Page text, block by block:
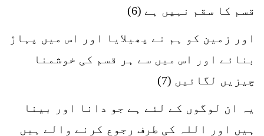
قسم کا سقم نہیں ہے (6)
اور زمین کو ہم نے پھیلایا اور اس میں پہاڑ
بنائے اور اس میں سے ہر قسم کی خوشمنا
چیزیں لگائیں (7)
یہ ان لوگوں کے لئے ہے جو دانا اور بینا
ہیں اور اللہ کی طرف رجوع کرنے والے ہیں